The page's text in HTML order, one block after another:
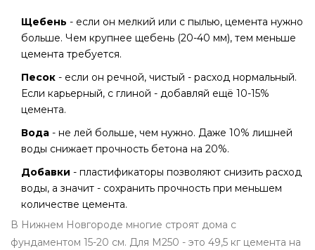
Щебень - если он мелкий или с пылью, цемента нужно
больше. Чем крупнее щебень (20-40 мм), тем меньше
цемента требуется.
Песок - если он речной, чистый - расход нормальный.
Если карьерный, с глиной - добавляй ещё 10-15%
цемента.
Вода - не лей больше, чем нужно. Даже 10% лишней
воды снижает прочность бетона на 20%.
Добавки - пластификаторы позволяют снизить расход
воды, а значит - сохранить прочность при меньшем
количестве цемента.
В Нижнем Новгороде многие строят дома с
фундаментом 15-20 см. Для М250 - это 49,5 кг цемента на